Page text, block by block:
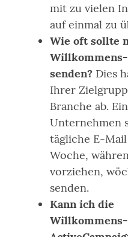
mit zu vielen
auf einmal zu
Wie oft sollte
senden? Dies
Ihrer
Branche ab.
Unternehmen
tägliche E-
Woche,
vorziehen,
senden.
Kann ich die